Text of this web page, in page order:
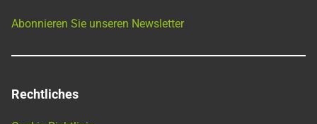
Abonnieren Sie unseren Newsletter
Rechtliches